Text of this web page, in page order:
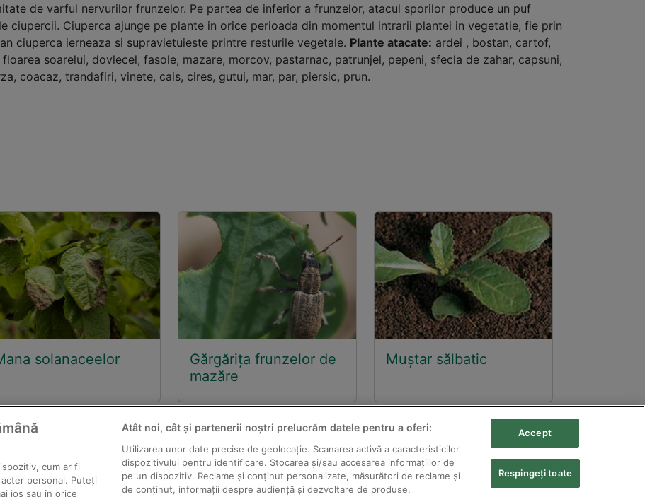
de varful nervurilor frunzelor. Pe partea de inferior a frunzelor, atacul sporilor produce un puf
ciupercii. Ciuperca ajunge pe plante in orice perioada din momentul intrarii plantei in vegetatie, fie prin
ciuperca ierneaza si supravietuieste printre resturile vegetale. Plante atacate: ardei , bostan, cartof,
soarelui, dovlecel, fasole, mazare, morcov, pastarnac, patrunjel, pepeni, sfecla de zahar, capsuni,
coacaz, trandafiri, vinete, cais, cires, gutui, mar, par, piersic, prun.
solanaceelor
Gărgărița frunzelor de
mazăre
Muștar sălbatic
2026 Solarex - distribuitor pesticide producător; toate drepturile rezervate.
sunt proprietatea titularilor de copyright şi nu pot fi reproduse fără acordul scris al acestora.
cum ar fi
personal. Puteți
jos sau în orice
Atât noi, cât și partenerii noștri prelucrăm datele pentru a oferi:
Utilizarea unor date precise de geolocație. Scanarea activă a caracteristicilor
dispozitivului pentru identificare. Stocarea și/sau accesarea informațiilor de
pe un dispozitiv. Reclame și conținut personalizate, măsurători de reclame și
de conținut, informații despre audiență și dezvoltare de produse.
Accept
Respingeți toate